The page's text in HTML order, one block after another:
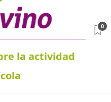
la actividad
0